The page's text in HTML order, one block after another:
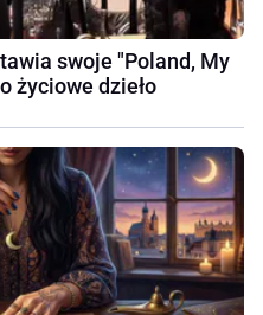
swoje "Poland, My
życiowe dzieło